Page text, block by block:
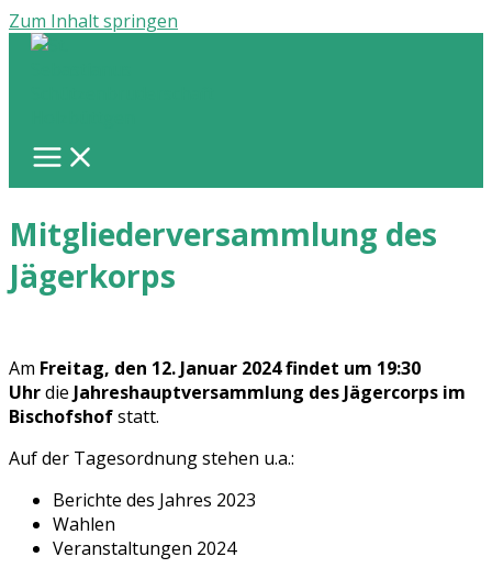
Zum Inhalt springen
Mitgliederversammlung des
Jägerkorps
Am Freitag, den 12. Januar 2024 findet um 19:30
Uhrdie Jahreshauptversammlung des Jägercorps im
Bischofshofstatt.
Auf der Tagesordnung stehen u.a.:
Berichte des Jahres 2023
Wahlen
Veranstaltungen 2024